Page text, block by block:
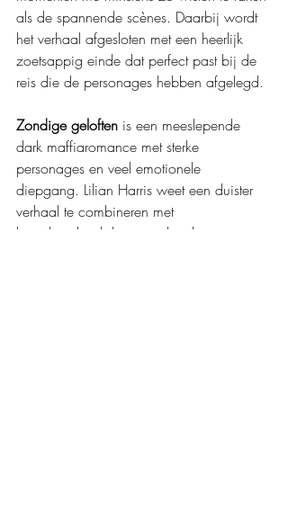
als de spannende scènes. Daarbij wordt
het verhaal afgesloten met een heerlijk
zoetsappig einde dat perfect past bij de
reis die de personages hebben afgelegd.
Zondige geloften is een meeslepende
dark maffiaromance met sterke
personages en veel emotionele
diepgang. Lilian Harris weet een duister
verhaal te combineren met
kwetsbaarheid, hoop en krachtige